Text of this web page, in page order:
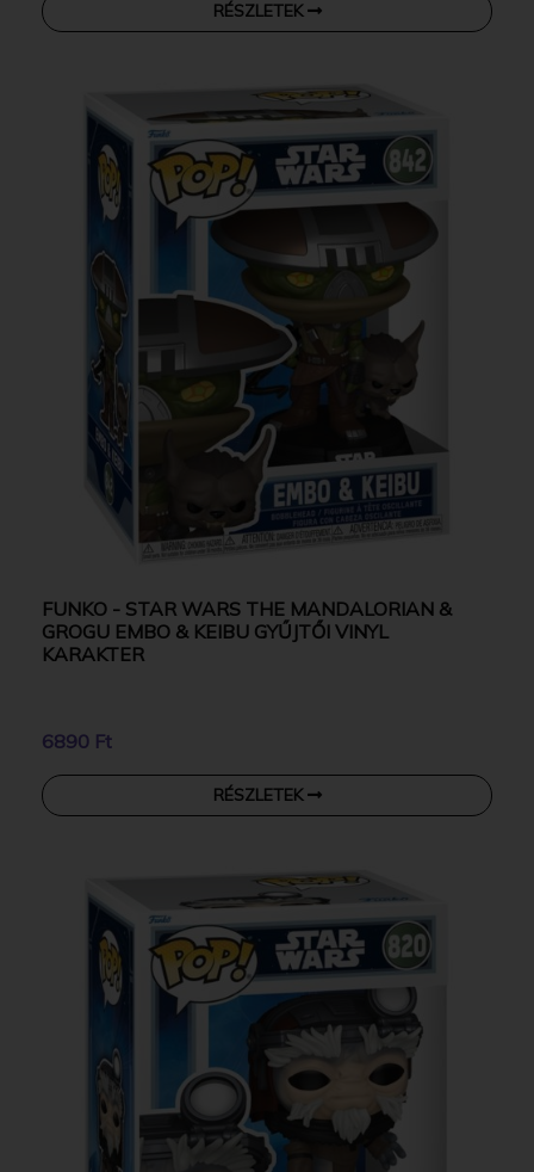
RÉSZLETEK
FUNKO - STAR WARS THE MANDALORIAN &
GROGU EMBO & KEIBU GYŰJTŐI VINYL
KARAKTER
6890 Ft
RÉSZLETEK